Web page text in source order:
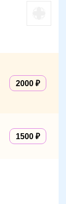
2000
1500